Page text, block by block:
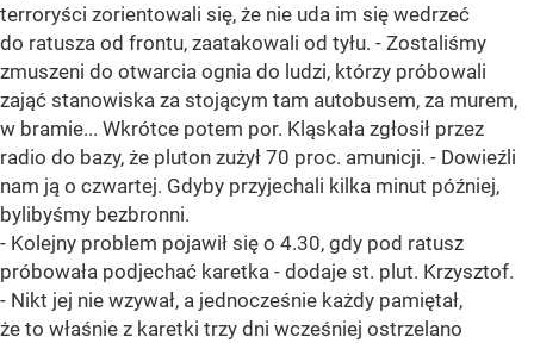
terroryści zorientowali się, że nie uda im się wedrzeć
do ratusza od frontu, zaatakowali od tyłu. - Zostaliśmy
zmuszeni do otwarcia ognia do ludzi, którzy próbowali
zająć stanowiska za stojącym tam autobusem, za murem,
w bramie... Wkrótce potem por. Kląskała zgłosił przez
radio do bazy, że pluton zużył 70 proc. amunicji. - Dowieźli
nam ją o czwartej. Gdyby przyjechali kilka minut później,
bylibyśmy bezbronni.
- Kolejny problem pojawił się o 4.30, gdy pod ratusz
próbowała podjechać karetka - dodaje st. plut. Krzysztof.
- Nikt jej nie wzywał, a jednocześnie każdy pamiętał,
że to właśnie z karetki trzy dni wcześniej ostrzelano